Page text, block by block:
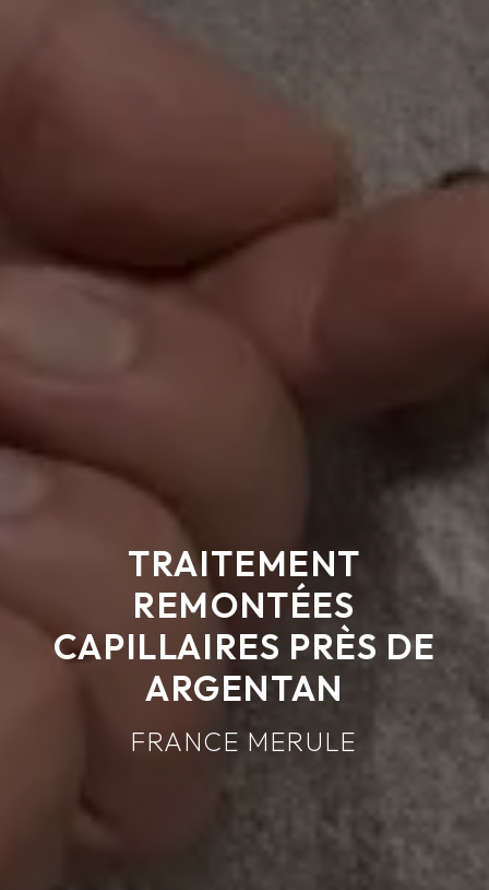
TRAITEMENT
REMONTÉES
CAPILLAIRES PRÈS DE
ARGENTAN
FRANCE MERULE